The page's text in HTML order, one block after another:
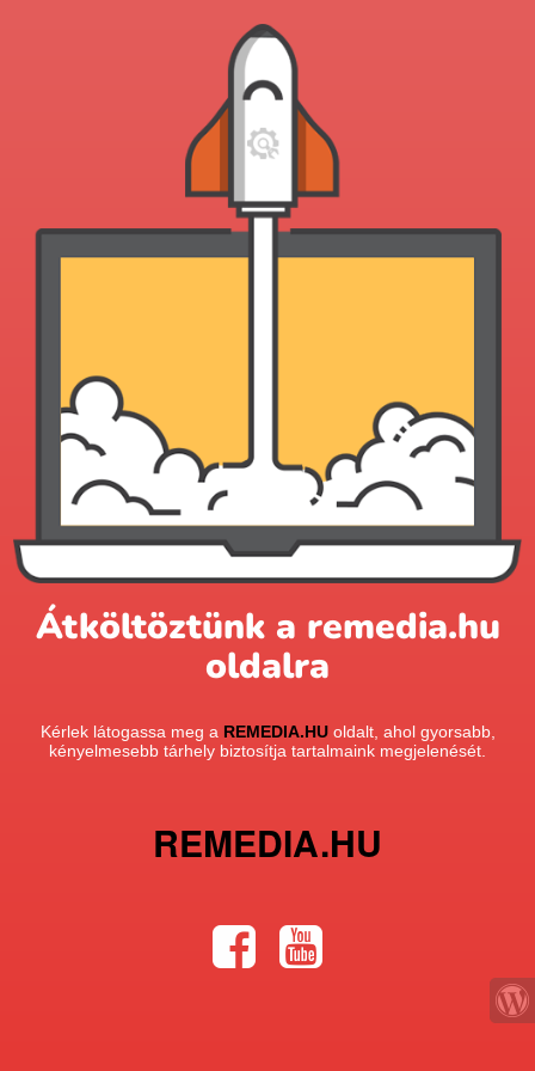
Átköltöztünk a remedia.hu
oldalra
Kérlek látogassa meg a REMEDIA.HUoldalt, ahol gyorsabb,
kényelmesebb tárhely biztosítja tartalmaink megjelenését.
REMEDIA.HU